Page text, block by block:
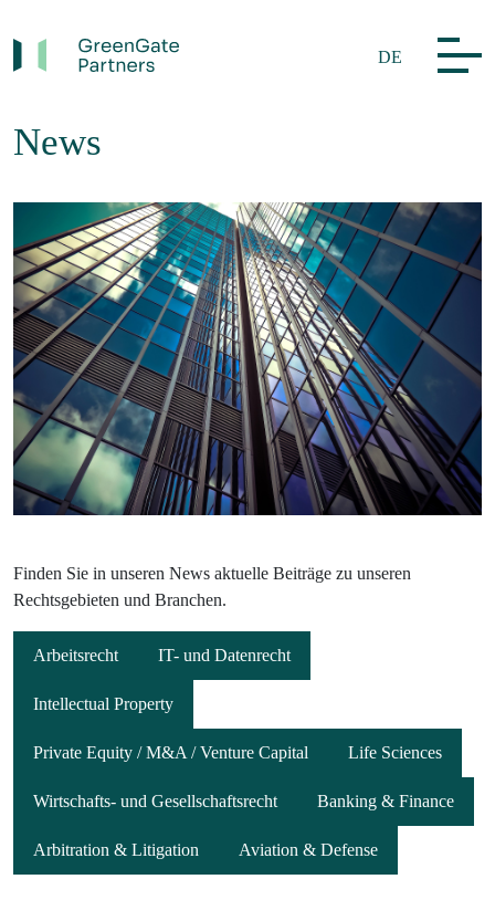
DE
News
Finden Sie in unseren News aktuelle Beiträge zu unseren
Rechtsgebieten und Branchen.
Arbeitsrecht IT- und Datenrecht
Intellectual Property
Private Equity / M&A / Venture Capital Life Sciences
Wirtschafts- und Gesellschaftsrecht Banking & Finance
Arbitration & Litigation Aviation & Defense